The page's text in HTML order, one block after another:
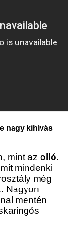
nagy kihívás
mint az olló.
mindenki
még
Nagyon
mentén